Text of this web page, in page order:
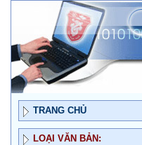
TRANG CHỦ
LOẠI VĂN BẢN: